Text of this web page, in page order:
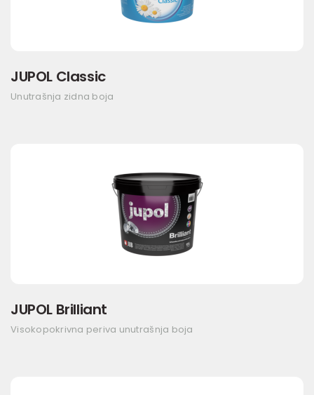
JUPOL Classic
Unutrašnja zidna boja
JUPOL Brilliant
Visokopokrivna periva unutrašnja boja